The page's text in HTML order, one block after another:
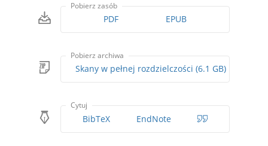
Pobierz zasób
PDF EPUB
Pobierz archiwa
Skany w pełnej rozdzielczości (6.1 GB)
Cytuj
BibTeX EndNote